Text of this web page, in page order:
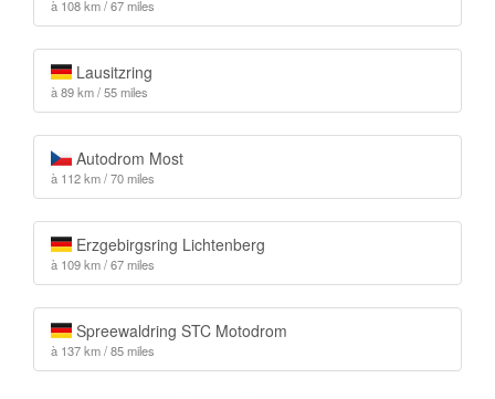
à 108 km / 67 miles
Lausitzring
à 89 km / 55 miles
Autodrom Most
à 112 km / 70 miles
Erzgebirgsring Lichtenberg
à 109 km / 67 miles
Spreewaldring STC Motodrom
à 137 km / 85 miles